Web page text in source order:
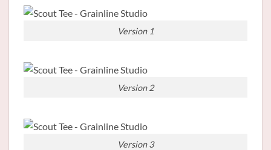
Version 1
Version 2
Version 3